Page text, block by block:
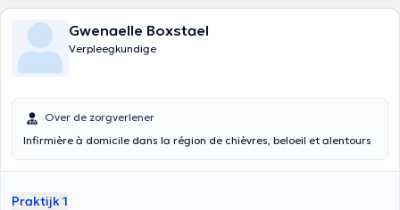
Gwenaelle Boxstael
Verpleegkundige
Over de zorgverlener
Infirmière à domicile dans la région de chièvres, beloeil et alentours
Praktijk 1